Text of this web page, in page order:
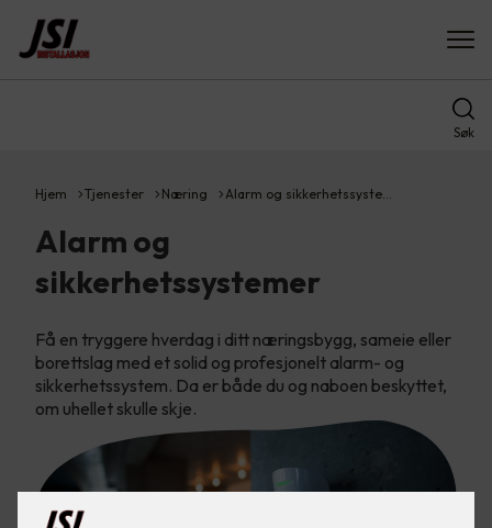
Søk
Hjem Tjenester Næring Alarm og sikkerhetssyste…
Alarm og
sikkerhetssystemer
Få en tryggere hverdag i ditt næringsbygg, sameie eller
borettslag med et solid og profesjonelt alarm- og
sikkerhetssystem. Da er både du og naboen beskyttet,
om uhellet skulle skje.